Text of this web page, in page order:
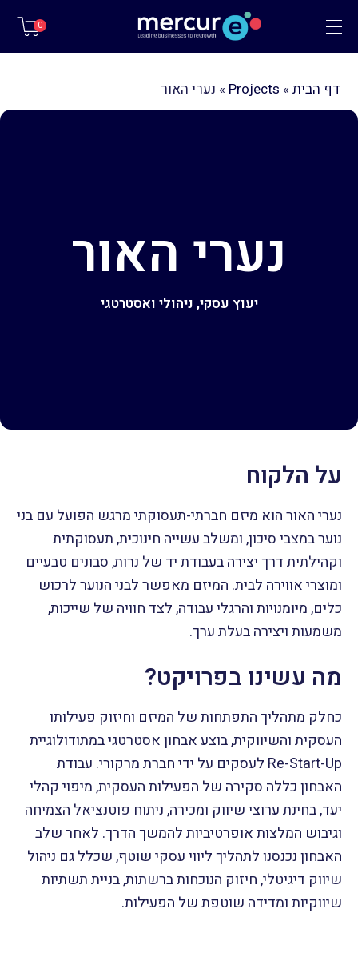
תפריט 0
דף הבית »
Projects
» נערי האור
נערי האור
יעוץ עסקי, ניהולי ואסטרטגי
על הלקוח
נערי האור הוא מיזם חברתי-תעסוקתי מרגש הפועל עם בני
נוער במצבי סיכון, ומשלב עשייה חינוכית, תעסוקתית
וקהילתית דרך יצירה בעבודת יד של נרות, סבונים טבעיים
ומוצרי אווירה לבית. המיזם מאפשר לבני הנוער לרכוש
כלים, מיומנויות והרגלי עבודה, לצד חוויה של שייכות,
משמעות ויצירה בעלת ערך.
מה עשינו בפרויקט?
כחלק מתהליך התפתחות של המיזם וחיזוק פעילותו
העסקית והשיווקית, בוצע אבחון אסטרטגי במתודולוגיית
Re-Start-Up לעסקים על ידי חברת מרקורי. עבודת
האבחון כללה סקירה של הפעילות העסקית, מיפוי קהלי
יעד, בחינת ערוצי שיווק ומכירה, ניתוח פוטנציאל הצמיחה
וגיבוש המלצות אופרטיביות להמשך הדרך. לאחר שלב
האבחון נכנסנו לתהליך ליווי עסקי שוטף, שכלל גם ניהול
שיווק דיגיטלי, חיזוק הנוכחות ברשתות, בניית תשתיות
שיווקיות ומדידה שוטפת של הפעילות.